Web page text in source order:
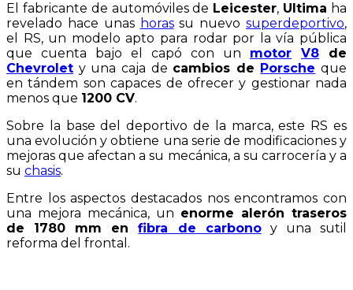
El fabricante de automóviles de Leicester, Ultima ha
revelado hace unas horassu nuevo superdeportivo,
el RS, un modelo apto para rodar por la vía pública
que cuenta bajo el capó con un motor V8 de
Chevrolet y una caja de cambios de Porsche que
en tándem son capaces de ofrecer y gestionar nada
menos que 1200 CV.
Sobre la base del deportivo de la marca, este RS es
una evolución y obtiene una serie de modificaciones y
mejoras que afectan a su mecánica, a su carrocería y a
su chasis.
Entre los aspectos destacados nos encontramos con
una mejora mecánica, un enorme alerón traseros
de 1780 mm enfibra de carbonoy una sutil
reforma del frontal.